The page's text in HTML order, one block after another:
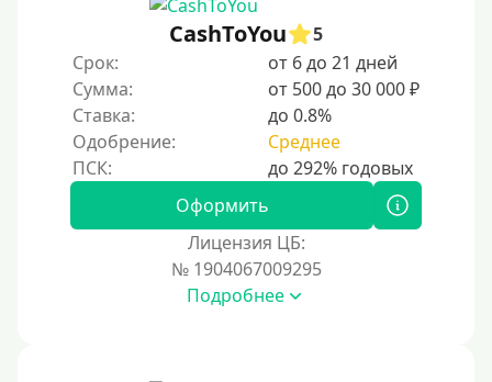
Карты банков и платежные системы
Мастеркард
Через Юнистрим (Unistream)
На Вебмани
Виза (Visa)
CashToYou
5
Срок:
от 6 до 21 дней
Сумма:
от 500 до 30 000 ₽
Ставка:
до 0.8%
Одобрение:
Среднее
Оформить
Лицензия ЦБ:
№ 1904067009295
Подробнее